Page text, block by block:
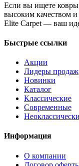
Если вы ищете
высоким качеством
Elite Carpet — ваш
Быстрые ссылки
Акции
Лидеры продаж
Новинки
Каталог
Классические
Современные
Информация
О компании